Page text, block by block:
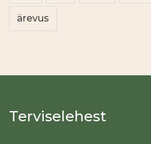
ärevus
Terviselehest